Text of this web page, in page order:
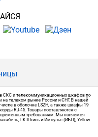
СКС и телекоммуникационных шкафов по
на телеком рынке России и СНГ. В нашей
в оболочке LSZH, а также шкафы 19
RJ-45. Товары поставляются с
требованиям. Мы являемся
ГК Штиль и Импульс (ИБП), Yellow